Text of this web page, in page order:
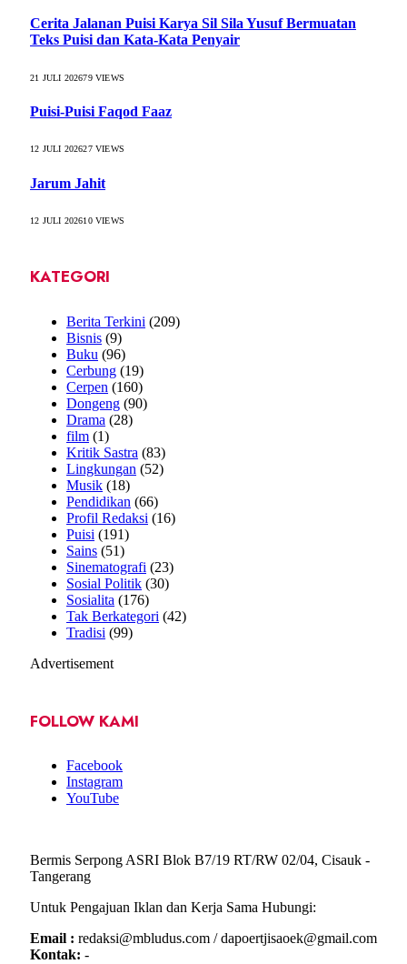
Cerita Jalanan Puisi Karya Sil Sila Yusuf Bermuatan
Teks Puisi dan Kata-Kata Penyair
21 JULI 202679VIEWS
Puisi-Puisi Faqod Faaz
12 JULI 202627VIEWS
Jarum Jahit
12 JULI 202610VIEWS
KATEGORI
Berita Terkini (209)
Bisnis (9)
Buku (96)
Cerbung (19)
Cerpen (160)
Dongeng (90)
Drama (28)
film (1)
Kritik Sastra (83)
Lingkungan (52)
Musik (18)
Pendidikan (66)
Profil Redaksi (16)
Puisi (191)
Sains (51)
Sinematografi (23)
Sosial Politik (30)
Sosialita (176)
Tak Berkategori (42)
Tradisi (99)
Advertisement
FOLLOW KAMI
Facebook
Instagram
YouTube
Bermis Serpong ASRI Blok B7/19 RT/RW 02/04, Cisauk -
Tangerang
Untuk Pengajuan Iklan dan Kerja Sama Hubungi:
Email : redaksi@mbludus.com / dapoertjisaoek@gmail.com
Kontak: -